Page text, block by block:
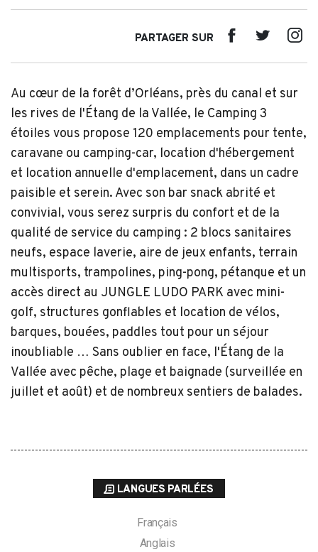
PARTAGER SUR
Au cœur de la forêt d’Orléans, près du canal et sur
les rives de l'Étang de la Vallée, le Camping 3
étoiles vous propose 120 emplacements pour tente,
caravane ou camping-car, location d'hébergement
et location annuelle d'emplacement, dans un cadre
paisible et serein. Avec son bar snack abrité et
convivial, vous serez surpris du confort et de la
qualité de service du camping : 2 blocs sanitaires
neufs, espace laverie, aire de jeux enfants, terrain
multisports, trampolines, ping-pong, pétanque et un
accès direct au JUNGLE LUDO PARK avec mini-
golf, structures gonflables et location de vélos,
barques, bouées, paddles tout pour un séjour
inoubliable … Sans oublier en face, l'Étang de la
Vallée avec pêche, plage et baignade (surveillée en
juillet et août) et de nombreux sentiers de balades.
LANGUES PARLÉES
Français
Anglais